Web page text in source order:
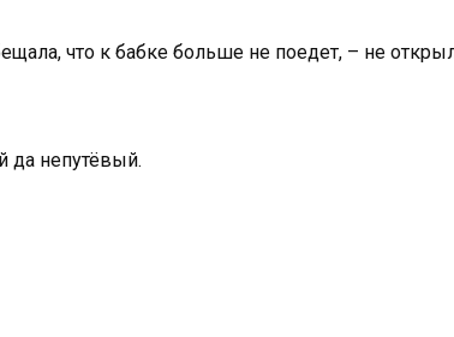
что к бабке больше не поедет, – не
да непутёвый.